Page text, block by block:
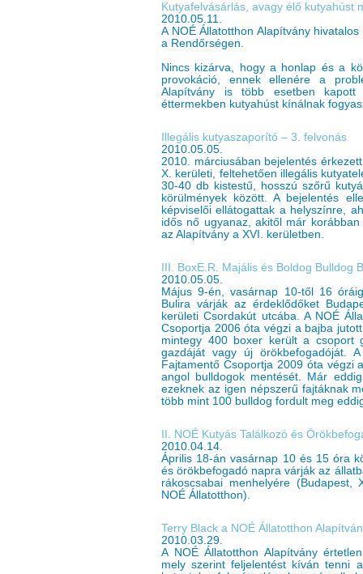
Kutyafelvásárlás, avagy élő kutyahúst
2010.05.11.
A NOÉ Állatotthon Alapítvány
a Rendőrségen.
Nincs kizárva, hogy a honlap és a
provokáció, ennek ellenére a
Alapítvány is több esetben
éttermekben kutyahúst kínálnak
Illegális kutyaszaporító – 3. felvonás
2010.05.05.
2010. márciusában bejelentés
X. kerületi, feltehetően illegális
30-40 db kistestű, hosszú szőrű
körülmények között. A bejelentés
képviselői ellátogattak a helyszínre,
idős nő ugyanaz, akitől már
az Alapítvány a XVI. kerületben.
III. BoxE.R. Majális és Boldog Bulldog
2010.05.05.
Május 9-én, vasárnap 10-től 16
Bulira várják az érdeklődőket
kerületi Csordakút utcába. A NOÉ
Csoportja 2006 óta végzi a bajba
mintegy 400 boxer került a csoport
gazdáját vagy új örökbefogadóját.
Fajtamentő Csoportja 2009 óta végzi
angol bulldogok mentését. Már
ezeknek az igen népszerű fajtáknak
több mint 100 bulldog fordult meg
II. NOÉ Kutyás Találkozó és
2010.04.14.
Április 18-án vasárnap 10 és 15 óra
és örökbefogadó napra várják az
rákoscsabai menhelyére
NOÉ Állatotthon).
Terry Black a NOÉ Állatotthon
2010.03.29.
A NOÉ Állatotthon Alapítvány
mely szerint feljelentést kíván tenni